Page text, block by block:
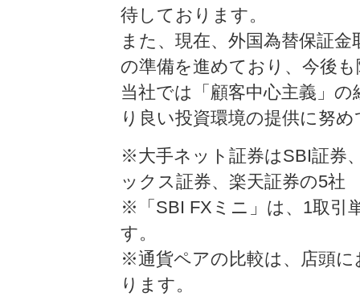
待しております。
また、現在、外国為替保証
の準備を進めており、今後
当社では「顧客中心主義」
り良い投資環境の提供に努
※大手ネット証券はSBI証券
ックス証券、楽天証券の5社
※「SBI FXミニ」は、1取引
す。
※通貨ペアの比較は、店頭に
ります。